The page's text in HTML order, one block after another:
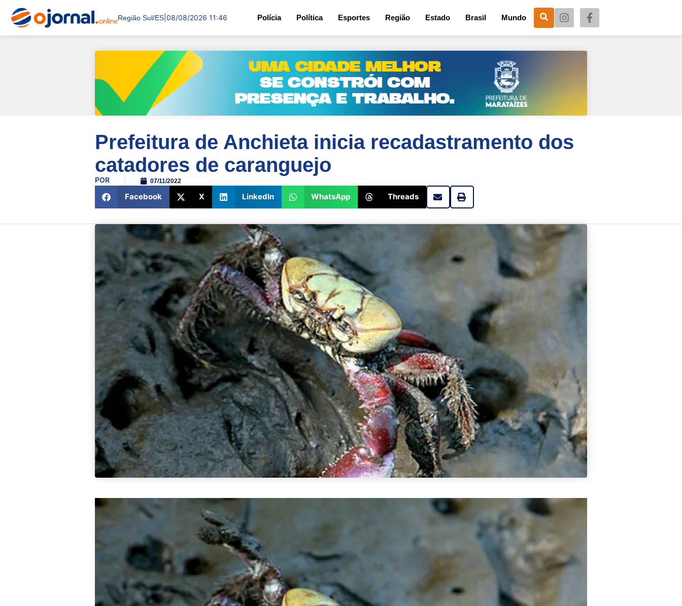
Região Sul/ES 08/08/2026 11:46 Polícia Política Esportes Região Estado Brasil Mundo
Prefeitura de Anchieta inicia recadastramento dos
catadores de caranguejo
POR 07/11/2022
Facebook X LinkedIn WhatsApp Threads